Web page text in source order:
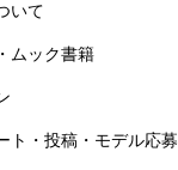
いて
ムック書籍
ト・投稿・モデル応募